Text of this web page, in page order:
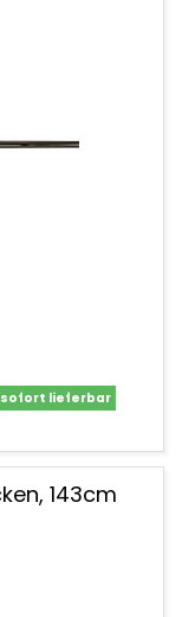
sofort lieferbar
Holzstiel 2/teilig für Queuebrücken, 143cm